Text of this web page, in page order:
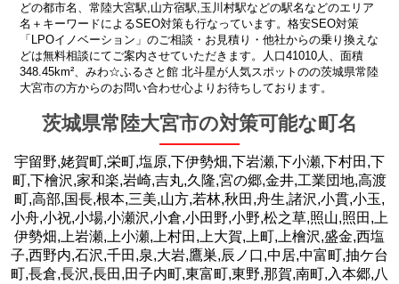
どの都市名、常陸大宮駅,山方宿駅,玉川村駅などの駅名などのエリア
名＋キーワードによるSEO対策も行なっています。格安SEO対策
「LPOイノベーション」のご相談・お見積り・他社からの乗り換えな
どは無料相談にてご案内させていただきます。人口41010人、面積
348.45km²、みわ☆ふるさと館 北斗星が人気スポットのの茨城県常陸
大宮市の方からのお問い合わせ心よりお待ちしております。
茨城県常陸大宮市の対策可能な町名
宇留野,姥賀町,栄町,塩原,下伊勢畑,下岩瀬,下小瀬,下村田,下
町,下檜沢,家和楽,岩崎,吉丸,久隆,宮の郷,金井,工業団地,高渡
町,高部,国長,根本,三美,山方,若林,秋田,舟生,諸沢,小貫,小玉,
小舟,小祝,小場,小瀬沢,小倉,小田野,小野,松之草,照山,照田,上
伊勢畑,上岩瀬,上小瀬,上村田,上大賀,上町,上檜沢,盛金,西塩
子,西野内,石沢,千田,泉,大岩,鷹巣,辰ノ口,中居,中富町,抽ケ台
町,長倉,長沢,長田,田子内町,東富町,東野,那賀,南町,入本郷,八